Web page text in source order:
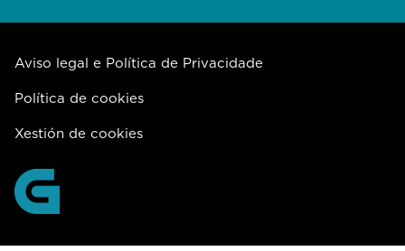
Aviso legal e Política de Privacidade
Política de cookies
Xestión de cookies